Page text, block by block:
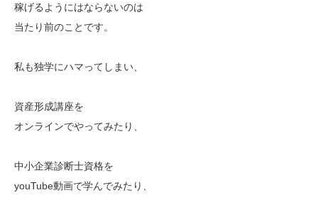
稼げるようにはならないのは
当たり前のことです。
私も独学にハマってしまい、
資産形成講座を
オンラインでやってみたり、
中小企業診断士資格を
youTube動画で学んでみたり、